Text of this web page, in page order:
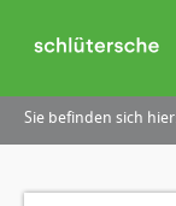
Sie befinden sich